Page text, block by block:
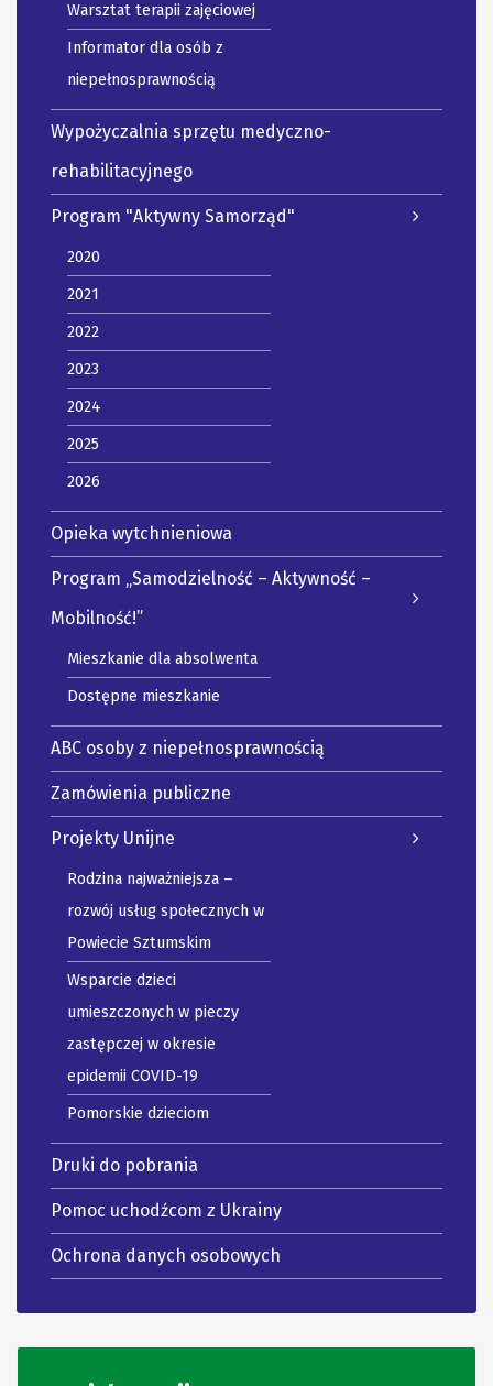
Warsztat terapii zajęciowej
Informator dla osób z
niepełnosprawnością
Wypożyczalnia sprzętu medyczno-
rehabilitacyjnego
Program "Aktywny Samorząd"
2020
2021
2022
2023
2024
2025
2026
Opieka wytchnieniowa
Program „Samodzielność – Aktywność –
Mobilność!”
Mieszkanie dla absolwenta
Dostępne mieszkanie
ABC osoby z niepełnosprawnością
Zamówienia publiczne
Projekty Unijne
Rodzina najważniejsza –
rozwój usług społecznych w
Powiecie Sztumskim
Wsparcie dzieci
umieszczonych w pieczy
zastępczej w okresie
epidemii COVID-19
Pomorskie dzieciom
Druki do pobrania
Pomoc uchodźcom z Ukrainy
Ochrona danych osobowych